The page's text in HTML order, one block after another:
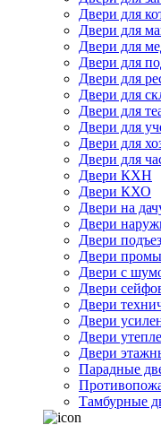
Двери для
Двери для
Двери для
Двери для
Двери для
Двери для
Двери для
Двери для
Двери для
Двери для
Двери КХН
Двери КХО
Двери на
Двери
Двери
Двери
Двери с
Двери
Двери
Двери
Двери
Двери
Парадные
Тамбурные